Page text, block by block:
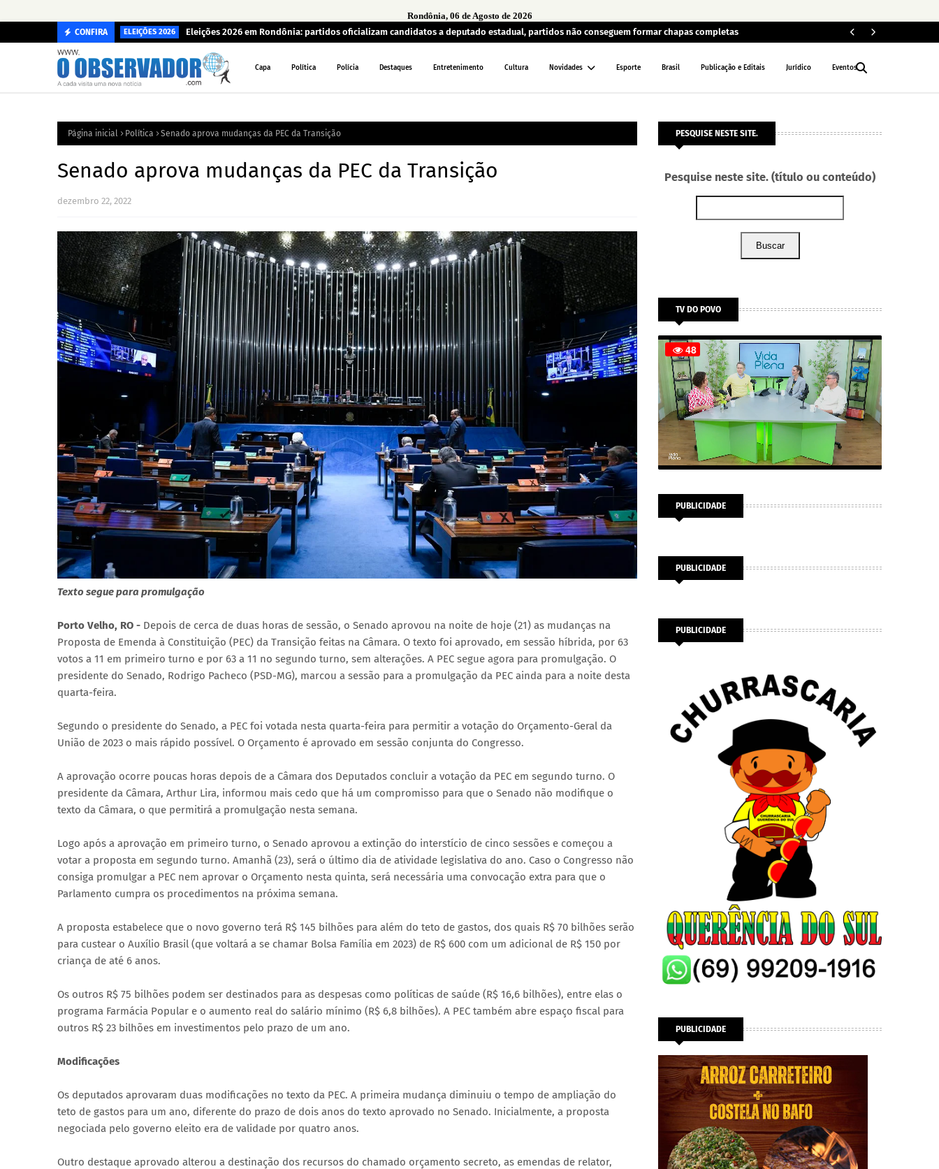
Rondônia, 06 de Agosto de 2026
CONFIRA ELEIÇÕES 2026 Eleições 2026 em Rondônia: partidos oficializam candidatos a deputado estadual, partidos não conseguem formar chapas completas
Capa Política Polícia Destaques Entretenimento Cultura Novidades Esporte Brasil Publicação e Editais Jurídico Eventos
Página inicial Política Senado aprova mudanças da PEC da Transição
Senado aprova mudanças da PEC da Transição
dezembro 22, 2022
Texto segue para promulgação
Porto Velho, RO - Depois de cerca de duas horas de sessão, o Senado aprovou na noite de hoje (21) as mudanças na
Proposta de Emenda à Constituição (PEC) da Transição feitas na Câmara. O texto foi aprovado, em sessão híbrida, por 63
votos a 11 em primeiro turno e por 63 a 11 no segundo turno, sem alterações. A PEC segue agora para promulgação. O
presidente do Senado, Rodrigo Pacheco (PSD-MG), marcou a sessão para a promulgação da PEC ainda para a noite desta
quarta-feira.
Segundo o presidente do Senado, a PEC foi votada nesta quarta-feira para permitir a votação do Orçamento-Geral da
União de 2023 o mais rápido possível. O Orçamento é aprovado em sessão conjunta do Congresso.
A aprovação ocorre poucas horas depois de a Câmara dos Deputados concluir a votação da PEC em segundo turno. O
presidente da Câmara, Arthur Lira, informou mais cedo que há um compromisso para que o Senado não modifique o
texto da Câmara, o que permitirá a promulgação nesta semana.
Logo após a aprovação em primeiro turno, o Senado aprovou a extinção do interstício de cinco sessões e começou a
votar a proposta em segundo turno. Amanhã (23), será o último dia de atividade legislativa do ano. Caso o Congresso não
consiga promulgar a PEC nem aprovar o Orçamento nesta quinta, será necessária uma convocação extra para que o
Parlamento cumpra os procedimentos na próxima semana.
A proposta estabelece que o novo governo terá R$ 145 bilhões para além do teto de gastos, dos quais R$ 70 bilhões serão
para custear o Auxílio Brasil (que voltará a se chamar Bolsa Família em 2023) de R$ 600 com um adicional de R$ 150 por
criança de até 6 anos.
Os outros R$ 75 bilhões podem ser destinados para as despesas como políticas de saúde (R$ 16,6 bilhões), entre elas o
programa Farmácia Popular e o aumento real do salário mínimo (R$ 6,8 bilhões). A PEC também abre espaço fiscal para
outros R$ 23 bilhões em investimentos pelo prazo de um ano.
Modificações
Os deputados aprovaram duas modificações no texto da PEC. A primeira mudança diminuiu o tempo de ampliação do
teto de gastos para um ano, diferente do prazo de dois anos do texto aprovado no Senado. Inicialmente, a proposta
negociada pelo governo eleito era de validade por quatro anos.
Outro destaque aprovado alterou a destinação dos recursos do chamado orçamento secreto, as emendas de relator,
PESQUISE NESTE SITE.
Pesquise neste site. (título ou conteúdo)
Buscar
TV DO POVO
PUBLICIDADE
PUBLICIDADE
PUBLICIDADE
PUBLICIDADE